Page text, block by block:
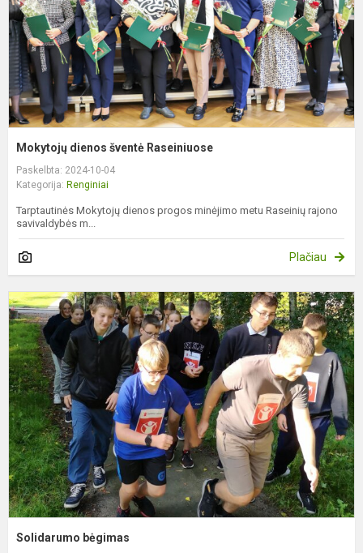
Mokytojų dienos šventė Raseiniuose
Paskelbta: 2024-10-04
Kategorija: Renginiai
Tarptautinės Mokytojų dienos progos minėjimo metu Raseinių rajono
savivaldybės m...
Plačiau
Solidarumo bėgimas